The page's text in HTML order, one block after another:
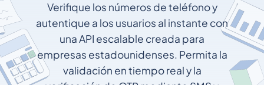
Verifique los números de teléfono y
autentique a los usuarios al instante con
una API escalable creada para
empresas estadounidenses. Permita la
validación en tiempo real y la